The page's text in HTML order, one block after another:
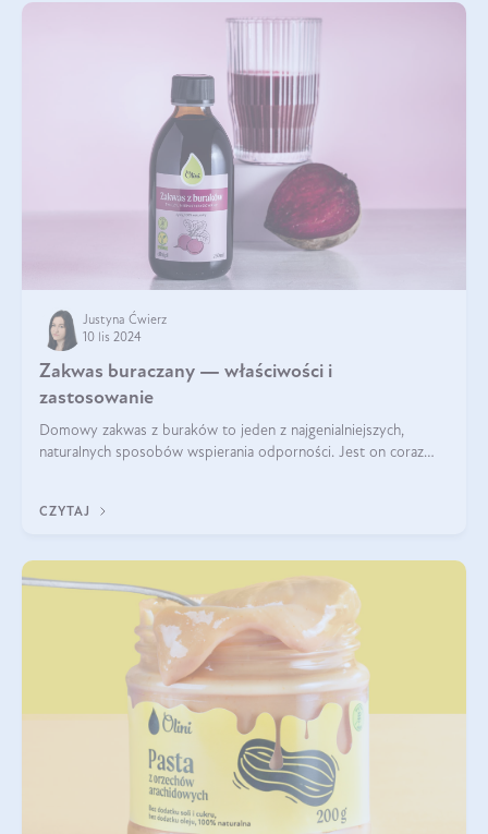
Justyna Ćwierz
10 lis 2024
Zakwas buraczany — właściwości i
zastosowanie
Domowy zakwas z buraków to jeden z najgenialniejszych,
naturalnych sposobów wspierania odporności. Jest on coraz
CZYTAJ